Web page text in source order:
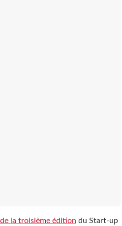
la troisième édition du Start-up